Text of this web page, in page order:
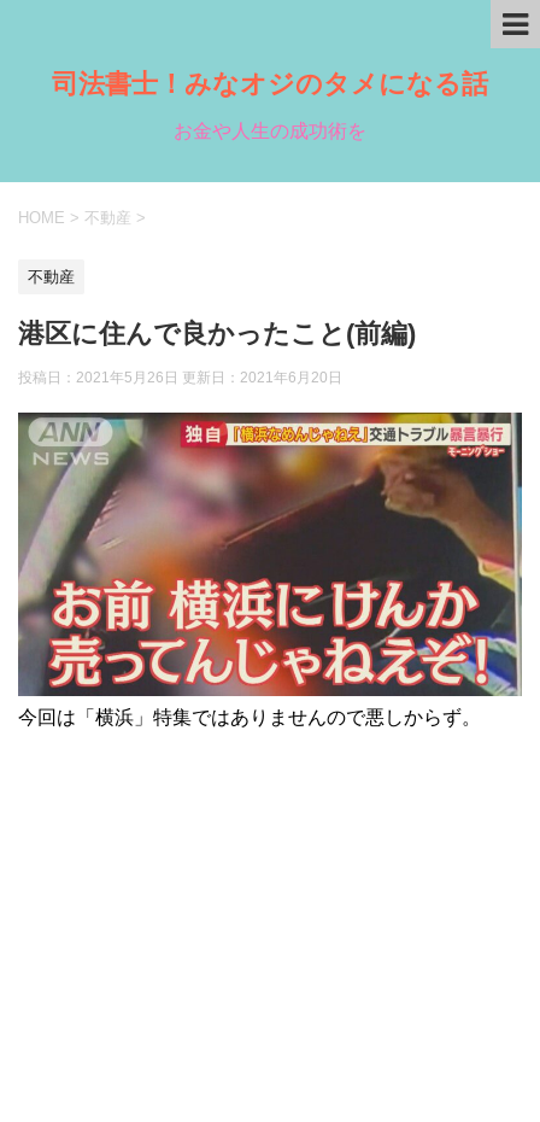
司法書士！みなオジのタメになる話
お金や人生の成功術を
HOME > 不動産 >
不動産
港区に住んで良かったこと(前編)
投稿日：2021年5月26日 更新日： 2021年6月20日
今回は「横浜」特集ではありませんので悪しからず。